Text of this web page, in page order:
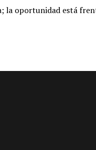
la oportunidad está